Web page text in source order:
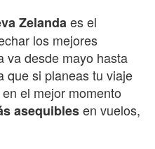
Zelandaes el
los mejores
va desde mayo hasta
que si planeas tu viaje
el mejor momento
asequiblesen vuelos,